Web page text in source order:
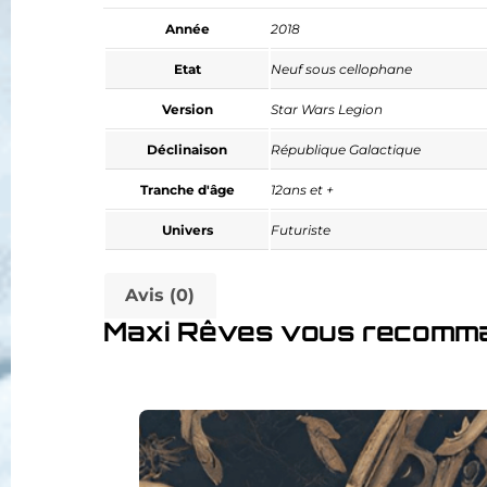
Année 2018
Etat Neuf sous cellophane
Version Star Wars Legion
Déclinaison République Galactique
Tranche d'âge 12ans et +
Univers Futuriste
Avis (0)
Maxi Rêves vous